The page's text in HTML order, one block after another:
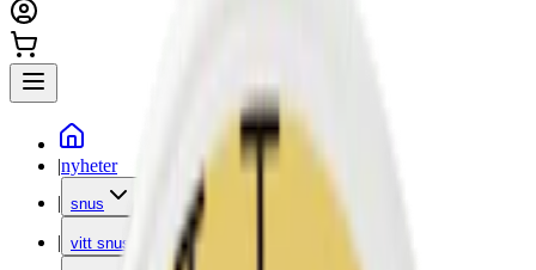
|nyheter
| snus
| vitt snus